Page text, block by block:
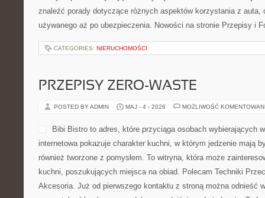
znaleźć porady dotyczące różnych aspektów korzystania z auta,
używanego aż po ubezpieczenia. Nowości na stronie Przepisy i
CATEGORIES: NIERUCHOMOŚCI
PRZEPISY ZERO-WASTE
POSTED BY ADMIN MAJ - 4 - 2026 MOŻLIWOŚĆ
Bibi Bistro to adres, które przyciąga osobach wybierających
internetowa pokazuje charakter kuchni, w którym jedzenie mają
również tworzone z pomysłem. To witryna, która może
kuchni, poszukujących miejsca na obiad. Polecam Techniki
Akcesoria. Już od pierwszego kontaktu z stroną można odnieść